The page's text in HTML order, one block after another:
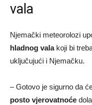
vala
Njemački meteorolozi
hladnog valakoji bi
uključujući i Njemačku.
– Gotovo je sigurno da
posto vjerovatnoće